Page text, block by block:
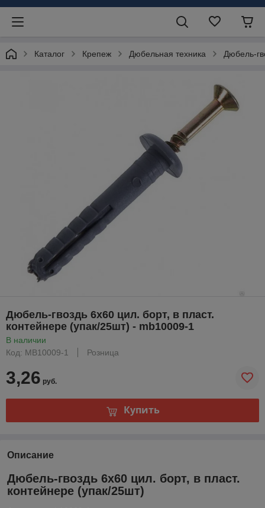
Каталог Крепеж Дюбельная техника Дюбель-
Дюбель-гвоздь 6х60 цил. борт, в пласт.
контейнере (упак/25шт) - mb10009-1
В наличии
Код: MB10009-1
Розница
3,26 руб.
Купить
Описание
Дюбель-гвоздь 6х60 цил. борт, в пласт.
контейнере (упак/25шт)